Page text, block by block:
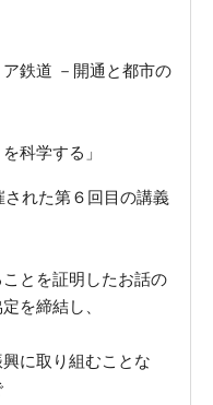
鉄道 －開通と都市の
科学する」
れた第６回目の講義
とを証明したお話の
を締結し、
に取り組むことな